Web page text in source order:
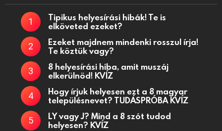
Tipikus helyesírási hibák! Te is
elköveted ezeket?
Ezeket majdnem mindenki rosszul írja!
Te köztük vagy?
8 helyesírási hiba, amit muszáj
elkerülnöd! KVÍZ
Hogy írjuk helyesen ezt a 8 magyar
településnevet? TUDÁSPRÓBA KVÍZ
LY vagy J? Mind a 8 szót tudod
helyesen? KVÍZ